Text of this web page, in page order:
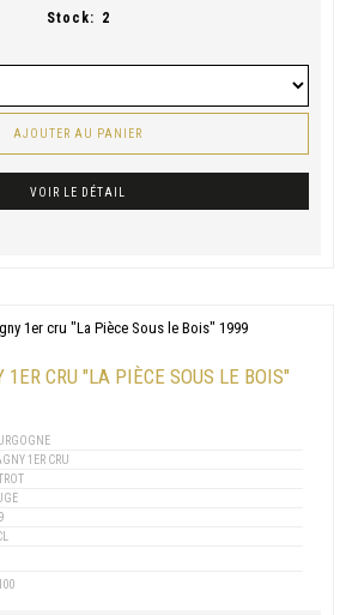
Stock: 2
AJOUTER AU PANIER
VOIR LE DÉTAIL
1ER CRU "LA PIÈCE SOUS LE BOIS"
1ER CRU